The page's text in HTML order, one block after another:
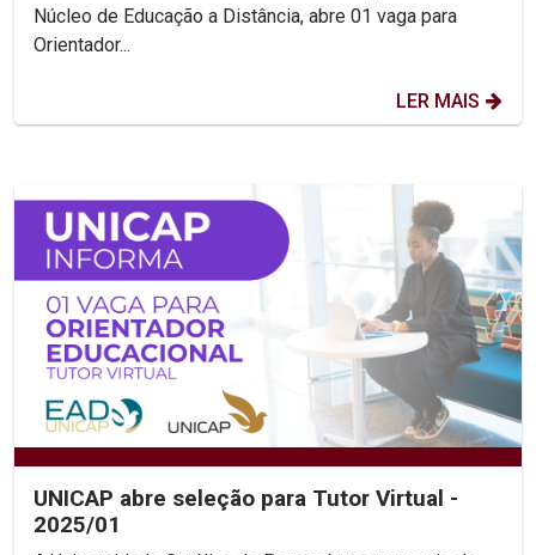
Núcleo de Educação a Distância, abre 01 vaga para
Orientador...
LER MAIS
UNICAP abre seleção para Tutor Virtual -
2025/01